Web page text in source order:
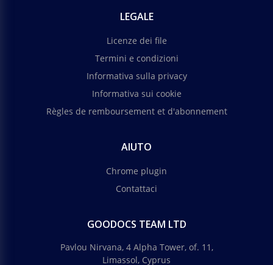
LEGALE
Licenze dei file
Termini e condizioni
Informativa sulla privacy
Informativa sui cookie
Règles de remboursement et d'abonnement
AIUTO
Chrome plugin
Contattaci
GOODOCS TEAM LTD
Pavlou Nirvana, 4 Alpha Tower, of. 11,
Limassol, Cyprus